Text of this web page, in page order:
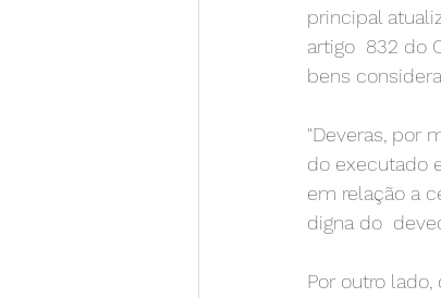
principal
artigo  832 do
bens
"Deveras, por
do executado
em relação a
digna do
Por outro